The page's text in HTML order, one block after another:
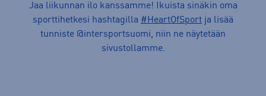
Jaa liikunnan ilo kanssamme! Ikuista sinäkin oma
sporttihetkesi hashtagilla #HeartOfSport ja lisää
tunniste @intersportsuomi, niin ne näytetään
sivustollamme.